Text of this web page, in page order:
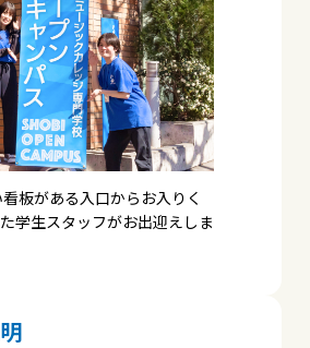
板がある入口からお入りく
学生スタッフがお出迎えしま